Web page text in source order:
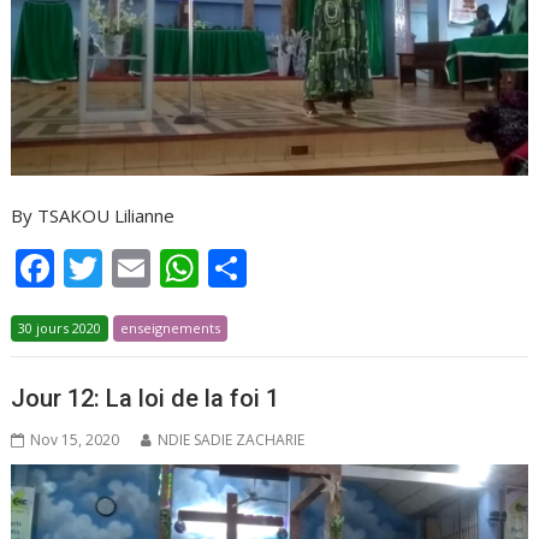
By TSAKOU Lilianne
F
ac
e
b
o
o
k
T
w
itt
er
E
m
ai
l
W
h
at
s
A
p
p
ta
g
er
30 jours 2020 enseignements
Jour 12: La loi de la foi 1
Nov 15, 2020 NDIE SADIE ZACHARIE